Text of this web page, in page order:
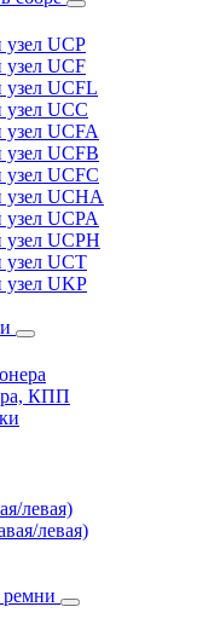
UCP
UCF
UCFL
UCC
UCFA
UCFB
UCFC
UCHA
UCPA
UCPH
UCT
UKP
КПП
левая)
левая)